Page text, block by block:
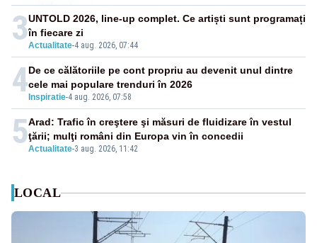
3Actualitate-4 aug. 2026, 07:44
UNTOLD 2026, line-up complet. Ce artiști sunt programați
în fiecare zi
4 Inspiratie-4 aug. 2026, 07:58
De ce călătoriile pe cont propriu au devenit unul dintre
cele mai populare trenduri în 2026
5Actualitate-3 aug. 2026, 11:42
Arad: Trafic în creştere şi măsuri de fluidizare în vestul
ţării; mulţi români din Europa vin în concedii
LOCAL